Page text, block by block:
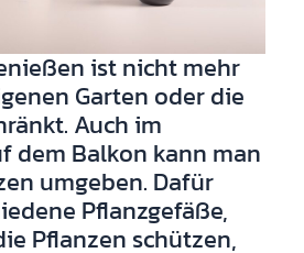
ist nicht mehr
Garten oder die
Auch im
dem Balkon kann man
umgeben. Dafür
Pflanzgefäße,
Pflanzen schützen,